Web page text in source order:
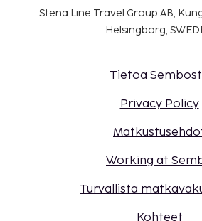
Stena Line Travel Group AB,
Helsingborg,
Tietoa
Privacy Policy
Working at
Turvallista
Kohteet